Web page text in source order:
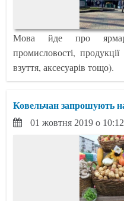
Мова йде про
промисловості,
взуття, аксесуарів тощо).
Ковельчан запрошують
01 жовтня 2019 о 10:12